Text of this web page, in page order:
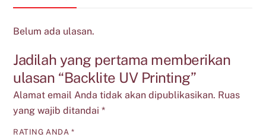
Belum ada ulasan.
Jadilah yang pertama memberikan
ulasan “Backlite UV Printing”
Alamat email Anda tidak akan dipublikasikan. Ruas
yang wajib ditandai*
RATING ANDA *